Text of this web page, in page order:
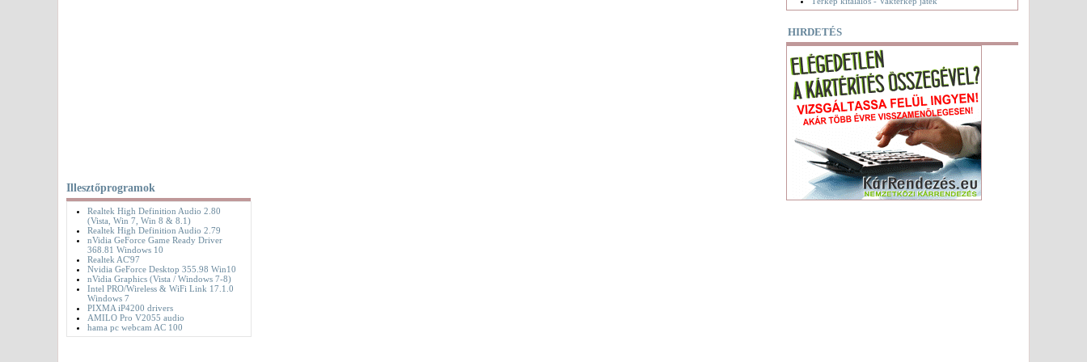
Illesztőprogramok
Realtek High Definition Audio 2.80
(Vista, Win 7, Win 8 & 8.1)
Realtek High Definition Audio 2.79
nVidia GeForce Game Ready Driver
368.81 Windows 10
Realtek AC'97
Nvidia GeForce Desktop 355.98 Win10
nVidia Graphics (Vista / Windows 7-8)
Intel PRO/Wireless & WiFi Link 17.1.0
Windows 7
PIXMA iP4200 drivers
AMILO Pro V2055 audio
hama pc webcam AC 100
HIRDETÉS